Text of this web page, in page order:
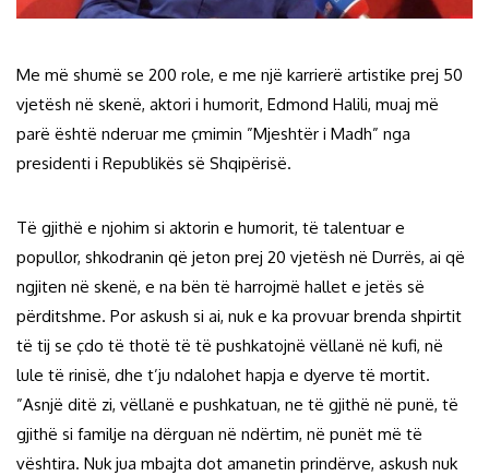
Me më shumë se 200 role, e me një karrierë artistike prej 50
vjetësh në skenë, aktori i humorit, Edmond Halili, muaj më
parë është nderuar me çmimin ”Mjeshtër i Madh” nga
presidenti i Republikës së Shqipërisë.
Të gjithë e njohim si aktorin e humorit, të talentuar e
popullor, shkodranin që jeton prej 20 vjetësh në Durrës, ai që
ngjiten në skenë, e na bën të harrojmë hallet e jetës së
përditshme. Por askush si ai, nuk e ka provuar brenda shpirtit
të tij se çdo të thotë të të pushkatojnë vëllanë në kufi, në
lule të rinisë, dhe t’ju ndalohet hapja e dyerve të mortit.
”Asnjë ditë zi, vëllanë e pushkatuan, ne të gjithë në punë, të
gjithë si familje na dërguan në ndërtim, në punët më të
vështira. Nuk jua mbajta dot amanetin prindërve, askush nuk